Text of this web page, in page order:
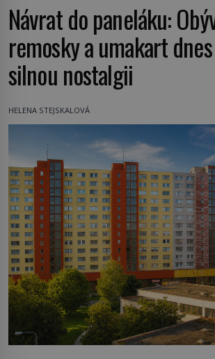
Návrat do paneláku:
remosky a umakart
silnou nostalgii
HELENA STEJSKALOVÁ